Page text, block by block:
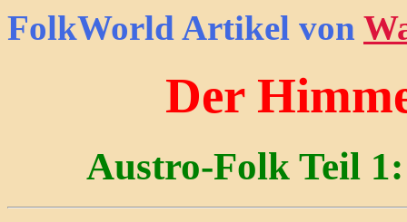
FolkWorld Artikel von
Der
Austro-Folk Teil